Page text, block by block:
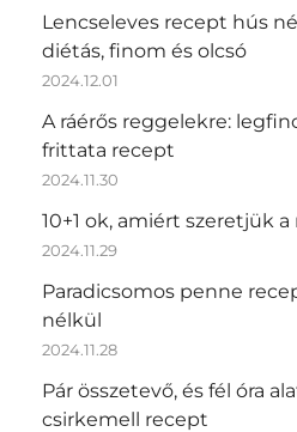
Lencseleves recept hús
diétás, finom és olcsó
2024.12.01
A ráérős reggelekre:
frittata recept
2024.11.30
10+1 ok, amiért szeretjük
2024.11.29
Paradicsomos penne
nélkül
2024.11.28
Pár összetevő, és fél óra
csirkemell recept